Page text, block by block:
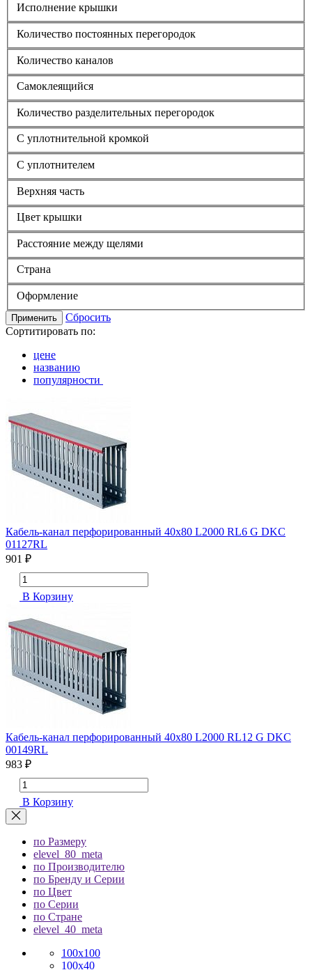
Исполнение крышки
Количество постоянных перегородок
Количество каналов
Самоклеящийся
Количество разделительных перегородок
С уплотнительной кромкой
С уплотнителем
Верхняя часть
Цвет крышки
Расстояние между щелями
Страна
Оформление
Применить
Сбросить
Сортитировать по:
цене
названию
популярности
Кабель-канал перфорированный 40х80 L2000 RL6 G DKC
01127RL
901 ₽
В Корзину
Кабель-канал перфорированный 40х80 L2000 RL12 G DKC
00149RL
983 ₽
В Корзину
по Размеру
elevel_80_meta
по Производителю
по Бренду и Серии
по Цвет
по Серии
по Стране
elevel_40_meta
100х100
100х40